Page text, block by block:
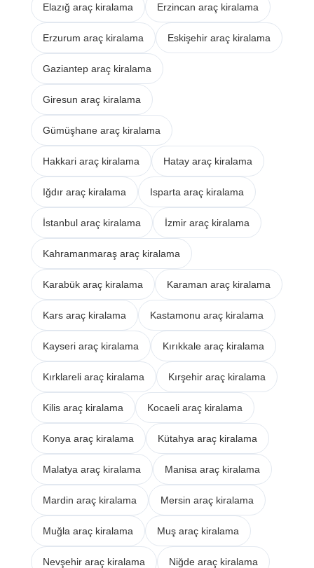
Elazığ araç kiralama Erzincan araç kiralama
Erzurum araç kiralama Eskişehir araç kiralama
Gaziantep araç kiralama
Giresun araç kiralama
Gümüşhane araç kiralama
Hakkari araç kiralama Hatay araç kiralama
Iğdır araç kiralama Isparta araç kiralama
İstanbul araç kiralama İzmir araç kiralama
Kahramanmaraş araç kiralama
Karabük araç kiralama Karaman araç kiralama
Kars araç kiralama Kastamonu araç kiralama
Kayseri araç kiralama Kırıkkale araç kiralama
Kırklareli araç kiralama Kırşehir araç kiralama
Kilis araç kiralama Kocaeli araç kiralama
Konya araç kiralama Kütahya araç kiralama
Malatya araç kiralama Manisa araç kiralama
Mardin araç kiralama Mersin araç kiralama
Muğla araç kiralama Muş araç kiralama
Nevşehir araç kiralama Niğde araç kiralama